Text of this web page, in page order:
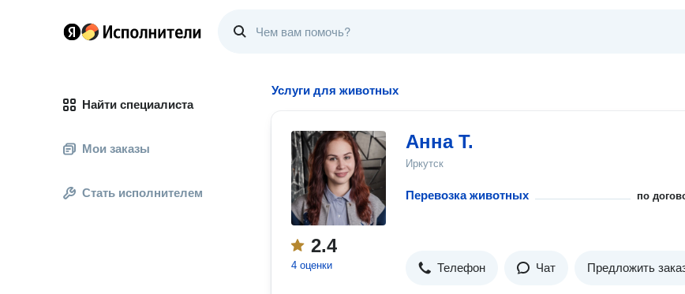
Найти специалиста
Мои заказы
Стать исполнителем
Услуги для животных
2.4
4 оценки
Анна Т.
Иркутск
Перевозка животных по
Телефон Чат Предложить